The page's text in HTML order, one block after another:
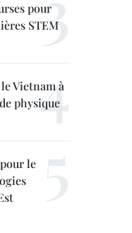
pour
STEM
Vietnam à
physique
le